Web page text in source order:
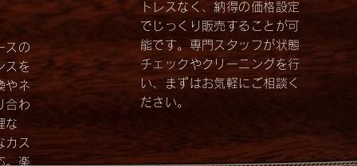
スの
スを
やネ
合わ
な
カス
。楽
トレスなく、納得の価格設定
でじっくり販売することが可
能です。専門スタッフが状態
チェックやクリーニングを行
い、まずはお気軽にご相談く
ださい。